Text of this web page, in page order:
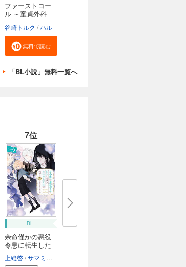
ファーストコー
ル ～童貞外科
谷崎トルク ハル
無料で読む
「BL小説」無料一覧へ
石原理夏
7位
BL
余命僅かの悪役
令息に転生した
上総啓 サマミヤアカザ